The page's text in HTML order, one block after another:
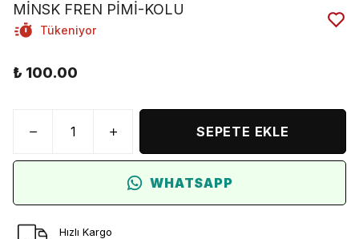
MİNSK FREN PİMİ-KOLU
Tükeniyor
₺ 100.00
SEPETE EKLE
WHATSAPP
Hızlı Kargo